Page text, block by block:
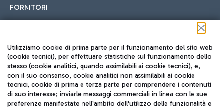
FORNITORI
Seguici sui social
TRAVEL JOURNAL
Utilizziamo cookie di prima parte per il funzionamento del sito web
(cookie tecnici), per effettuare statistiche sul funzionamento dello
stesso (cookie analitici, quando assimilabili ai cookie tecnici), e,
con il suo consenso, cookie analitici non assimilabili ai cookie
tecnici, cookie di prima e terza parte per comprendere i contenuti
di suo interesse; inviarle messaggi commerciali in linea con le sue
preferenze manifestate nell'ambito dell'utilizzo delle funzionalità e